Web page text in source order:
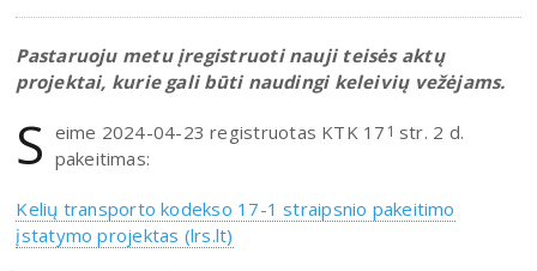
Pastaruoju metu įregistruoti nauji teisės aktų
projektai, kurie gali būti naudingi keleivių vežėjams.
S eime 2024-04-23 registruotas KTK 17 1 str. 2 d.
pakeitimas:
Kelių transporto kodekso 17-1 straipsnio pakeitimo
įstatymo projektas (lrs.lt)